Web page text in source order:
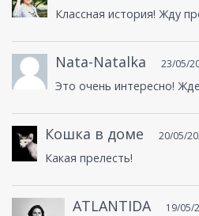
Классная история! Жду
Nata-Natalka 23/05/
Это очень интересно!
Кошка в доме 20/05/
Какая прелесть!
ATLANTIDA 19/05/